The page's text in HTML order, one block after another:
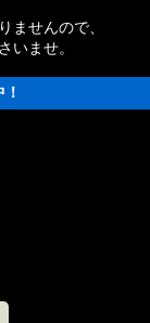
ませんので、
いませ。